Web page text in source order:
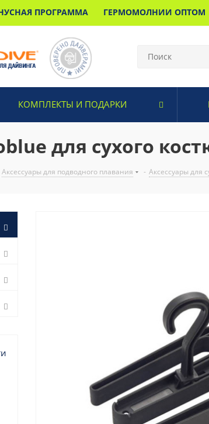
ПРОГРАММА ГЕРМОМОЛНИИ ОПТОМ
КОМПЛЕКТЫ И ПОДАРКИ
для сухого
Аксессуары для подводного плавания - Аксессуары для